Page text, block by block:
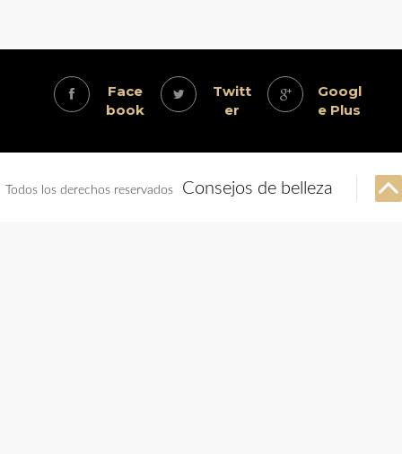
Face
book
Twitt
er
Googl
e Plus
Todos los derechos reservados Consejos de belleza